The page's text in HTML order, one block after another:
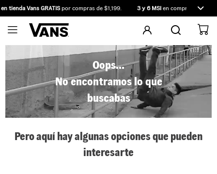
tienda Vans GRATISpor compras de $1,199. 3 y 6 MSIen compras desde
Oops...
No encontramos lo que
buscabas
Pero aquí hay algunas opciones que pueden
interesarte